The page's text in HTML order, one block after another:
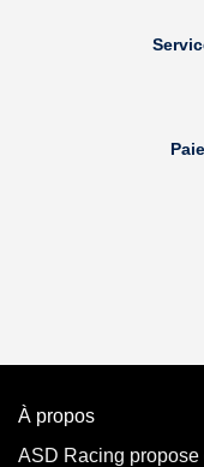
À propos
ASD Racing propose